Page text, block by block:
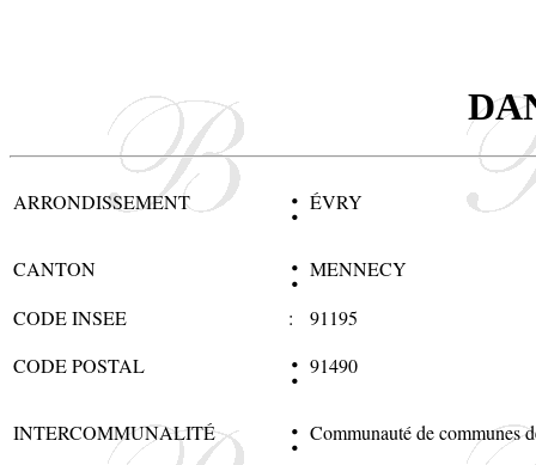
ARRONDISSEMENT : ÉVRY
CANTON : MENNECY
CODE INSEE
:
91195
CODE POSTAL
: 91490
INTERCOMMUNALITÉ : Communauté de communes